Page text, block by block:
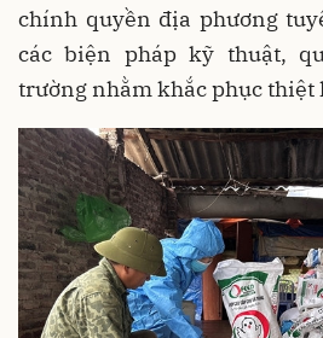
chính quyền địa phương
các biện pháp kỹ thuật,
trường nhằm khắc phục thiệt